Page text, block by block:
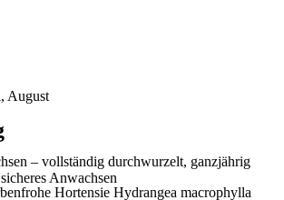
August
– vollständig durchwurzelt, ganzjährig
Anwachsen
Hortensie Hydrangea macrophylla